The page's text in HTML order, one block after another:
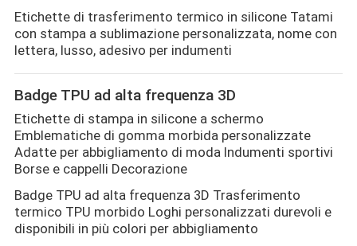
Etichette di trasferimento termico in silicone Tatami
con stampa a sublimazione personalizzata, nome con
lettera, lusso, adesivo per indumenti
Badge TPU ad alta frequenza 3D
Etichette di stampa in silicone a schermo
Emblematiche di gomma morbida personalizzate
Adatte per abbigliamento di moda Indumenti sportivi
Borse e cappelli Decorazione
Badge TPU ad alta frequenza 3D Trasferimento
termico TPU morbido Loghi personalizzati durevoli e
disponibili in più colori per abbigliamento